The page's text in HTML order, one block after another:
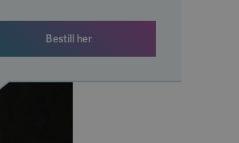
Bestill her